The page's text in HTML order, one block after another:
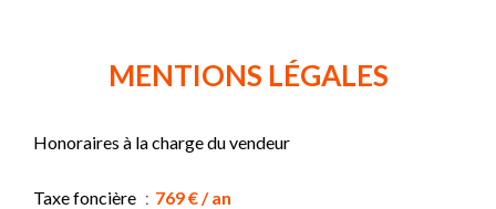
MENTIONS LÉGALES
Honoraires à la charge du vendeur
Taxe foncière 769 € / an